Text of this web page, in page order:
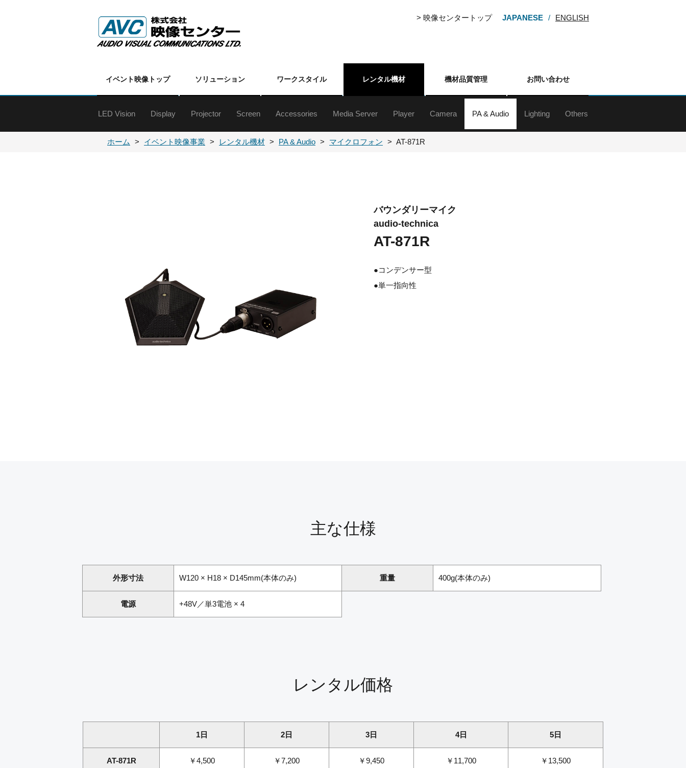
> 映像センタートップ JAPANESE ENGLISH
イベント映像トップ ソリューション ワークスタイル レンタル機材 機材品質管理 お問い合わせ
LED Vision Display
特殊ディスプレイ
60インチ以上
50インチクラス
40インチクラス
30インチクラス
20インチクラス
19インチ以下
オプション
各種金具
Projector
DLPプロジェクター5000lm以上
DLPプロジェクター5000lm未満
LCDプロジェクター5000lm以上
LCDプロジェクター5000lm未満
各種プロジェクター台
プロジェクターレンズ
Screen
自立・組立式スクリーン(16:9)
自立・組立式スクリーン(4:3)
三脚式／フロアタイプ／吊下げ／壁掛けスクリーン
Accessories
Event Master Series
プレゼンテーションスイッチャー
ライブスイッチャー
各種セレクター
フォーマットコンバーター
ストリーミングアクセサリー
分配器
伝送機器
その他周辺（映像）
Media Server Player
ハードディスク
メディアプレーヤー
XDCAM・HDCAM・HDV
DVCAM・ベータカム
ブルーレイ
DVD
Camera
業務用カメラ
民生用カメラ
書画カメラ
その他カメラ
カメラレンズ
カメラアクセサリー
PA & Audio
d&b audiotechnik Sound System
ラインアレイスピーカー
スピーカー
サブウーファー
スピーカースタンド
Digital Mixing System
ミキサー
アンプ
マイクロフォン
マイクスタンド
ワイヤレスシステム
インイヤーモニターシステム
各種デッキ
その他周辺（オーディオ）
Lighting Others
ネットワーク機器
プレゼンテーションサポート機器
ホーム
イベント映像事業 レンタル機材 PA & Audio マイクロフォン AT-871R
バウンダリーマイク
audio-technica
AT-871R
●コンデンサー型
●単一指向性
主な仕様
外形寸法 W120 × H18 × D145mm(本体のみ) 重量 400g(本体のみ)
電源 +48V／単3電池 × 4
レンタル価格
1日 2日 3日 4日 5日
AT-871R ￥4,500 ￥7,200 ￥9,450 ￥11,700 ￥13,500